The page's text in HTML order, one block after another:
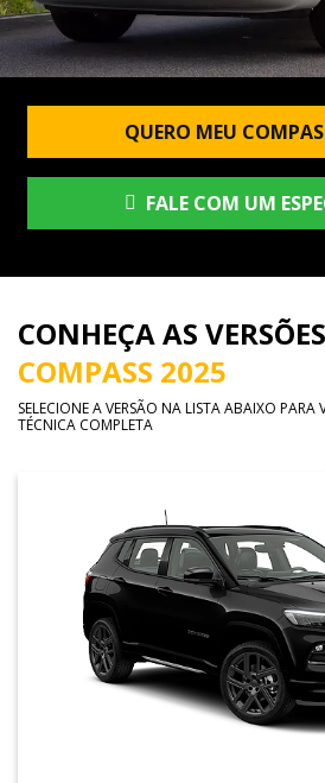
QUERO MEU
FALE COM UM
CONHEÇA AS
COMPASS 2025
SELECIONE A VERSÃO NA LISTA ABAIXO PARA
TÉCNICA COMPLETA